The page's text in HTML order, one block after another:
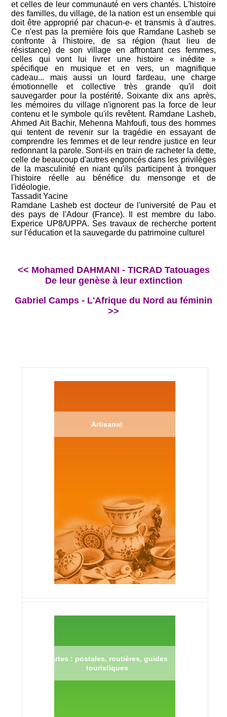
et celles de leur communauté en vers chantés. L'histoire
des familles, du village, de la nation est un ensemble qui
doit être approprié par chacun-e- et transmis à d'autres.
Ce n'est pas la première fois que Ramdane Lasheb se
confronte à l'histoire, de sa région (haut lieu de
résistance) de son village en affrontant ces femmes,
celles qui vont lui livrer une histoire « inédite »
spécifique en musique et en vers, un magnifique
cadeau... mais aussi un lourd fardeau, une charge
émotionnelle et collective très grande qu'il doit
sauvegarder pour la postérité. Soixante dix ans après,
les mémoires du village n'ignorent pas la force de leur
contenu et le symbole qu'ils revêtent. Ramdane Lasheb,
Ahmed Ait Bachir, Mehenna Mahfoufi, tous des hommes
qui tentent de revenir sur la tragédie en essayant de
comprendre les femmes et de leur rendre justice en leur
redonnant la parole. Sont-ils en train de racheter la dette,
celle de beaucoup d'autres engoncés dans les privilèges
de la masculinité en niant qu'ils participent à tronquer
l'histoire réelle au bénéfice du mensonge et de
l'idéologie.
Tassadit Yacine
Ramdane Lasheb est docteur de l'université de Pau et
des pays de l'Adour (France). Il est membre du labo.
Experice UP8/UPPA. Ses travaux de recherche portent
sur l'éducation et la sauvegarde du patrimoine culturel
<< Mohamed DAHMANI - TICRAD Tatouages
De leur genèse à leur extinction
Gabriel Camps - L'Afrique du Nord au féminin
>>
Artisanat
Cartes : postales, routières, guides
touristiques